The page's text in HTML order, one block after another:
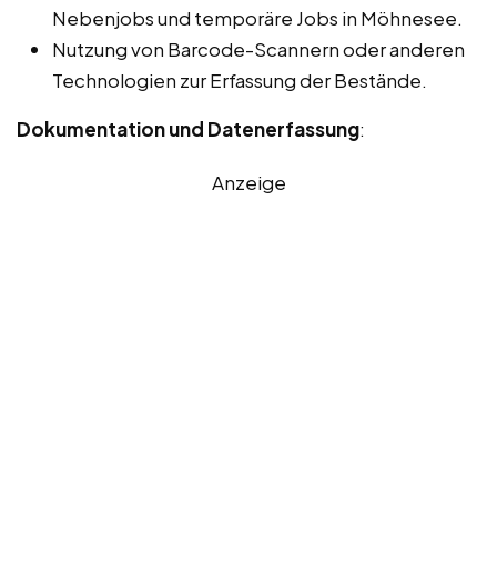
Nebenjobs und temporäre Jobs in Möhnesee.
Nutzung von Barcode-Scannern oder anderen
Technologien zur Erfassung der Bestände.
Dokumentation und Datenerfassung:
Anzeige